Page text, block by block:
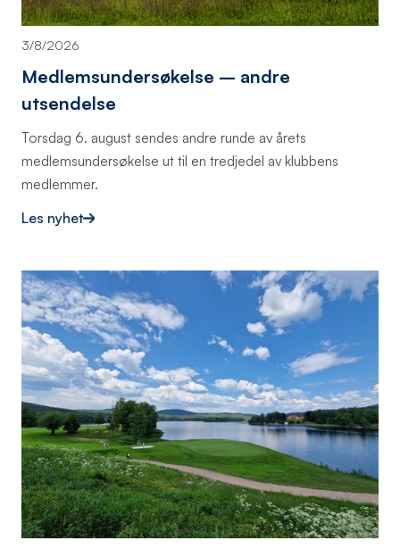
3/8/2026
Medlemsundersøkelse – andre
utsendelse
Torsdag 6. august sendes andre runde av årets
medlemsundersøkelse ut til en tredjedel av klubbens
medlemmer.
Les nyhet